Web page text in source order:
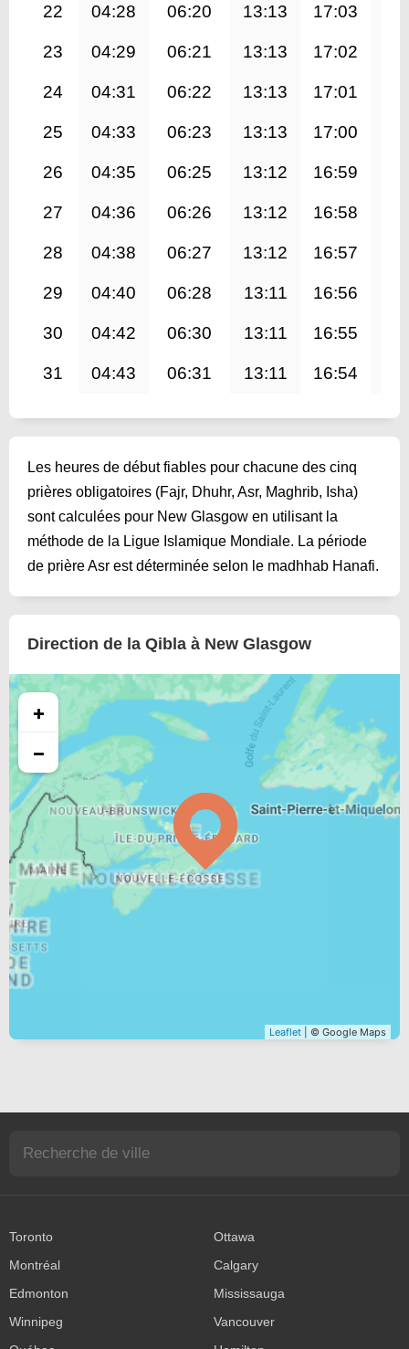
22 04:28 06:20 13:13 17:03
23 04:29 06:21 13:13 17:02
24 04:31 06:22 13:13 17:01
25 04:33 06:23 13:13 17:00
26 04:35 06:25 13:12 16:59
27 04:36 06:26 13:12 16:58
28 04:38 06:27 13:12 16:57
29 04:40 06:28 13:11 16:56
30 04:42 06:30 13:11 16:55
31 04:43 06:31 13:11 16:54
Les heures de début fiables pour chacune des cinq
prières obligatoires (Fajr, Dhuhr, Asr, Maghrib, Isha)
sont calculées pour New Glasgow en utilisant la
méthode de la Ligue Islamique Mondiale. La période
de prière Asr est déterminée selon le madhhab Hanafi.
Direction de la Qibla à New Glasgow
+
−
Leaflet | © Google Maps
Toronto
Ottawa
Montréal
Calgary
Edmonton
Mississauga
Winnipeg
Vancouver